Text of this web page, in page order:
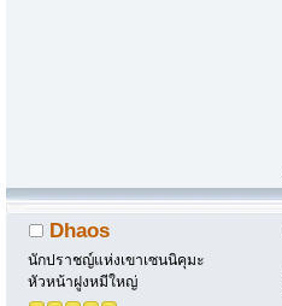
Dhaos
นักปราชญ์แห่งเขาเซนนิคุมะ
หัวหน้าฝูงหมีใหญ่